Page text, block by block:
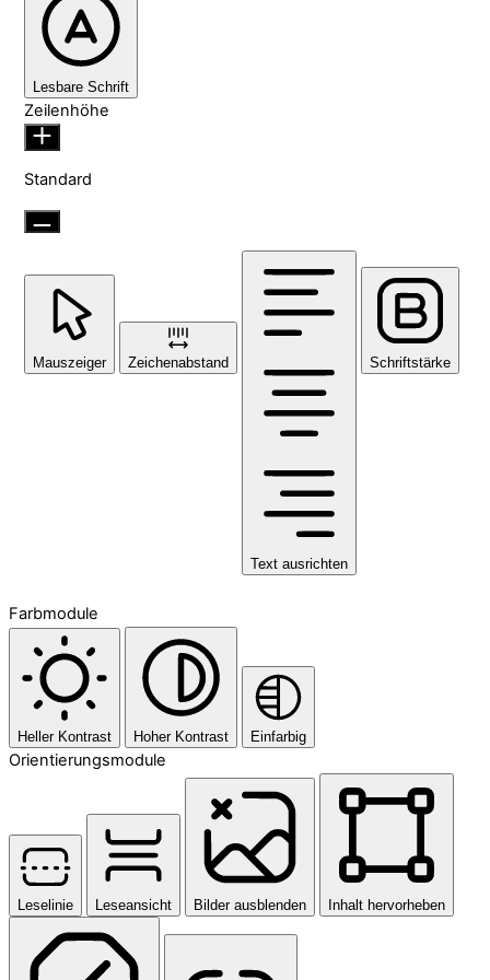
Lesbare Schrift
Zeilenhöhe
Standard
Mauszeiger Zeichenabstand
Text ausrichten
Schriftstärke
Farbmodule
Heller Kontrast Hoher Kontrast Einfarbig
Orientierungsmodule
Leselinie Leseansicht Bilder ausblenden Inhalt hervorheben